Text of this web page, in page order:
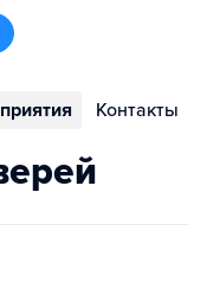
Контакты